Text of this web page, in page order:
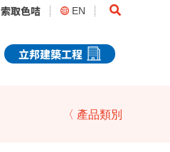
索取色咭 EN Search
立邦建築工程
〈 產品類別